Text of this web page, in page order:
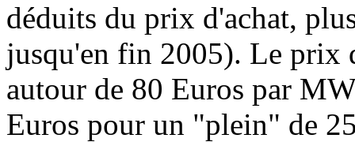
déduits du prix d'achat,
jusqu'en fin 2005). Le prix
autour de 80 Euros par
Euros pour un "plein" de